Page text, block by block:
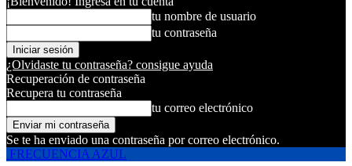
tu nombre de usuario
tu contraseña
¿Olvidaste tu contraseña? consigue ayuda
Recuperación de contraseña
Recupera tu contraseña
tu correo electrónico
Se te ha enviado una contraseña por correo electrónico.
FRECUENCIA AZUL